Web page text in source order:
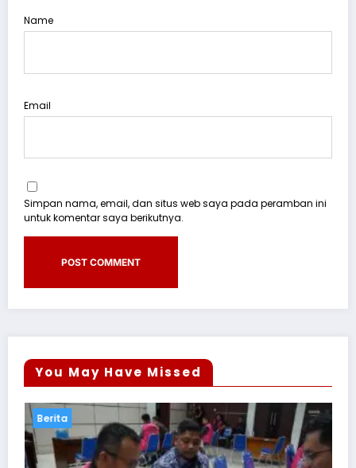
Name
Email
Simpan nama, email, dan situs web saya pada peramban ini
untuk komentar saya berikutnya.
You May Have Missed
Berita